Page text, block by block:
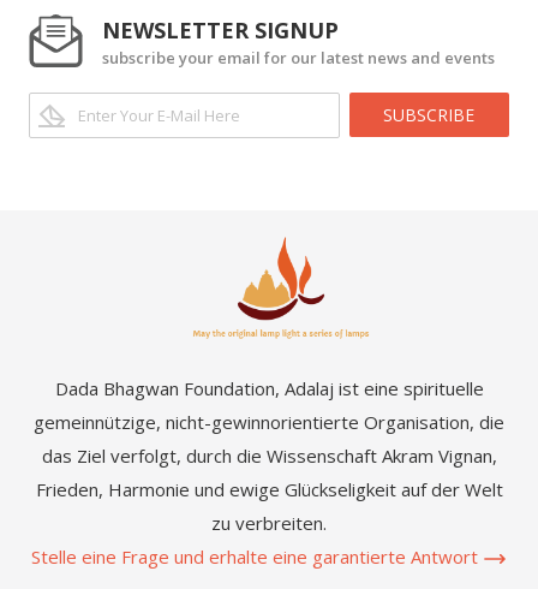
NEWSLETTER SIGNUP
subscribe your email for our latest news and events
SUBSCRIBE
Dada Bhagwan Foundation, Adalaj ist eine spirituelle
gemeinnützige, nicht-gewinnorientierte Organisation, die
das Ziel verfolgt, durch die Wissenschaft Akram Vignan,
Frieden, Harmonie und ewige Glückseligkeit auf der Welt
zu verbreiten.
Stelle eine Frage und erhalte eine garantierte Antwort